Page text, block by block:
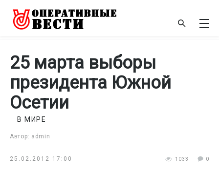
25 марта выборы
президента Южной
Осетии
Автор: admin
В МИРЕ
25.02.2012 17:00 1033 0